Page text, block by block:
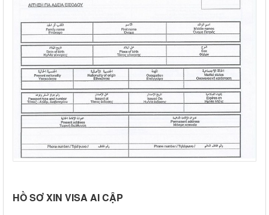
HỒ SƠ XIN VISA AI CẬP